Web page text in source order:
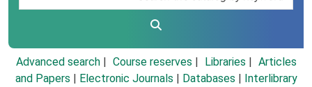
Advanced search Course reserves Libraries
Articles
and Papers
Electronic Journals Databases
Interlibrary